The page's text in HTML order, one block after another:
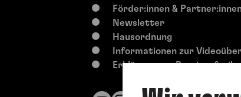
Förder:innen &
Newsletter
Hausordnung
Informationen zur
Erklärung zur